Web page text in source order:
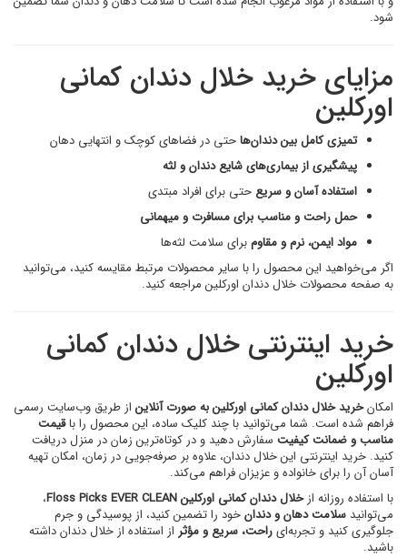
شود.
مزایای خرید خلال دندان کمانی
اورکلین
تمیزی کامل بین دندان‌هاحتی در فضاهای کوچک و انتهایی دهان
پیشگیری از بیماری‌های شایع دندان و لثه
استفاده آسان و سریعحتی برای افراد مبتدی
حمل راحت و مناسب برای مسافرت و میهمانی
مواد ایمن، نرم و مقاومبرای سلامت لثه‌ها
اگر می‌خواهید این محصول را با سایر محصولات مرتبط مقایسه کنید، می‌توانید
به صفحه محصولات خلال دندان اورکلین مراجعه کنید.
خرید اینترنتی خلال دندان کمانی
اورکلین
امکانخرید خلال دندان کمانی اورکلین به صورت آنلایناز طریق وب‌سایت رسمی
فراهم شده است. شما می‌توانید با چند کلیک ساده، این محصول را باقیمت
مناسب و ضمانت کیفیتسفارش دهید و در کوتاه‌ترین زمان در منزل دریافت
کنید. خرید اینترنتی این خلال دندان، علاوه بر صرفه‌جویی در زمان، امکان تهیه
آسان آن را برای خانواده و عزیزان فراهم می‌کند.
با استفاده روزانه ازخلال دندان کمانی اورکلین Floss Picks EVER CLEAN
،
می‌توانید سلامت دهان و دندانخود را تضمین کنید، از پوسیدگی و جرم
جلوگیری کنید و تجربه‌ایراحت، سریع و مؤثراز استفاده از خلال دندان داشته
باشید.